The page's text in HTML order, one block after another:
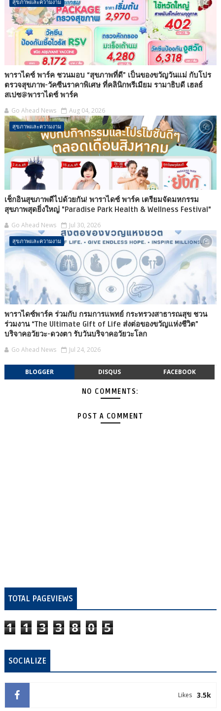
สุขภาพและความงาม
พาราไดซ์ พาร์ค ชวนมอบ “สุขภาพที่ดี” เป็นของขวัญวันแม่ กับโปร
ตรวจสุขภาพ-วัคซีนราคาพิเศษ ที่คลินิกพรีเมียม รามาธิบดี เฮลธ์
สเปซ@พาราไดซ์ พาร์ค
Go Ahead News Aug 04, 2026
สุขภาพและความงาม
เช็กอินสุขภาพดีไปด้วยกัน! พาราไดซ์ พาร์ค เตรียมจัดมหกรรม
สุขภาพสุดยิ่งใหญ่ "Paradise Park Health & Wellness Festival"
Go Ahead News Jul 30, 2026
สุขภาพและความงาม
พาราไดซ์พาร์ค ร่วมกับ กรมการแพทย์ กระทรวงสาธารณสุข ชวน
ร่วมงาน “The Ultimate Gift of Life ส่งต่อของขวัญแห่งชีวิต”
บริจาคอวัยวะ-ดวงตา รับวันบริจาคอวัยวะโลก
Go Ahead News Jul 24, 2026
BLOGGER DISQUS FACEBOOK
NO COMMENTS:
POST A COMMENT
TOTAL PAGEVIEWS
1 1 3 3 8 0 5
SOCIALIZE
3.5k
Likes